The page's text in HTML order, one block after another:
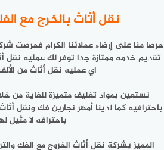
نقل أثاث بالخرج مع
حرصا منا على إرضاء عملائنا الكرام فحرصت
تقديم خدمه ممتازة جدا توفر لك عمليه نقل
اي عمليه نقل أثاث من
نستعين بمواد تغليف متميزة للغاية من
باحترافيه كما لدينا أمهر نجارين فك ونقل
باحترافه لا مثيل
المميز بشركة نقل أثاث الخروج مع الفك